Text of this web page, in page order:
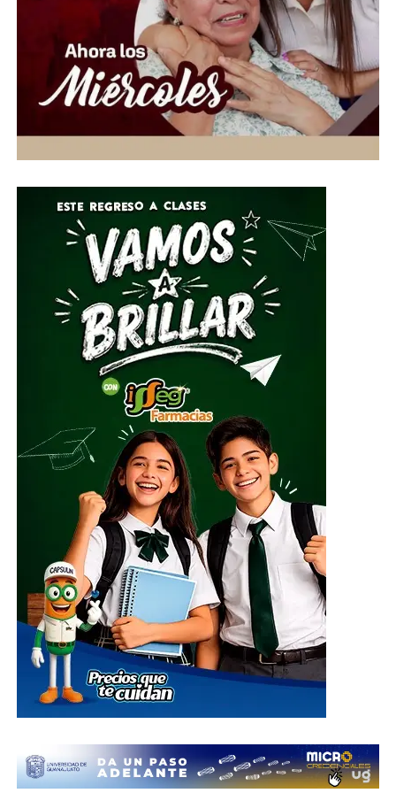
universitarios, reafirmando el compromiso de la
Universidad de Guanajuato con la difusión del arte y la
cultura mediante una programación variada y accesible
para toda la sociedad.